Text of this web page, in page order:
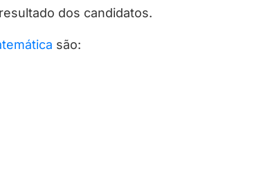
dos candidatos.
são: